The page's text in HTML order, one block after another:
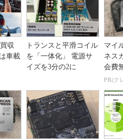
収
車載
トランスと平滑コイル
を「一体化」 電源サ
イズを3分の2に
マイ
ネス
会費
PR(ク